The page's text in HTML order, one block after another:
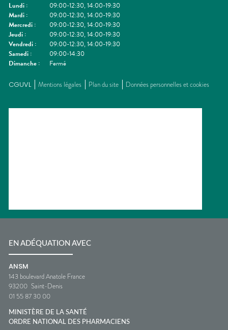
Lundi :
09:00-12:30, 14:00-19:30
Mardi :
09:00-12:30, 14:00-19:30
Mercredi :
09:00-12:30, 14:00-19:30
Jeudi :
09:00-12:30, 14:00-19:30
Vendredi :
09:00-12:30, 14:00-19:30
Samedi :
09:00-14:30
Dimanche : Fermé
CGUVL Mentions légales Plan du site Données personnelles et cookies
EN ADÉQUATION AVEC
ANSM
143 boulevard Anatole France
93200 Saint-Denis
01 55 87 30 00
MINISTÈRE DE LA SANTÉ
ORDRE NATIONAL DES PHARMACIENS